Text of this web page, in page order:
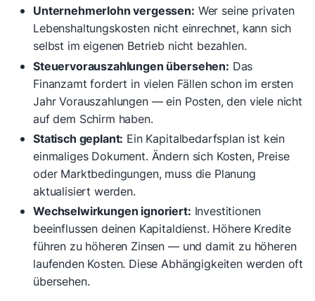
Unternehmerlohn vergessen: Wer seine privaten
Lebenshaltungskosten nicht einrechnet, kann sich
selbst im eigenen Betrieb nicht bezahlen.
Steuervorauszahlungen übersehen: Das
Finanzamt fordert in vielen Fällen schon im ersten
Jahr Vorauszahlungen — ein Posten, den viele nicht
auf dem Schirm haben.
Statisch geplant: Ein Kapitalbedarfsplan ist kein
einmaliges Dokument. Ändern sich Kosten, Preise
oder Marktbedingungen, muss die Planung
aktualisiert werden.
Wechselwirkungen ignoriert: Investitionen
beeinflussen deinen Kapitaldienst. Höhere Kredite
führen zu höheren Zinsen — und damit zu höheren
laufenden Kosten. Diese Abhängigkeiten werden oft
übersehen.